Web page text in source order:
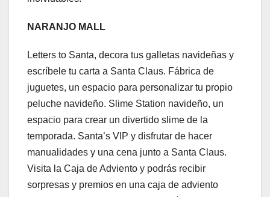
NARANJO MALL
Letters to Santa, decora tus galletas navideñas y
escríbele tu carta a Santa Claus. Fábrica de
juguetes, un espacio para personalizar tu propio
peluche navideño. Slime Station navideño, un
espacio para crear un divertido slime de la
temporada. Santa’s VIP y disfrutar de hacer
manualidades y una cena junto a Santa Claus.
Visita la Caja de Adviento y podrás recibir
sorpresas y premios en una caja de adviento